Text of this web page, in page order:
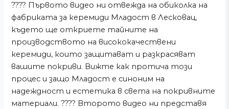
???? Първото видео ни отвежда на обиколка на
фабриката за керемиди Младост в Лесковац,
където ще откриете тайните на
производството на висококачествени
керемиди, които защитават и разкрасяват
вашите покриви. Вижте как протича този
процес и защо Младост е синоним на
надеждност и естетика в света на покривните
материали. ???? Второто видео ни представя